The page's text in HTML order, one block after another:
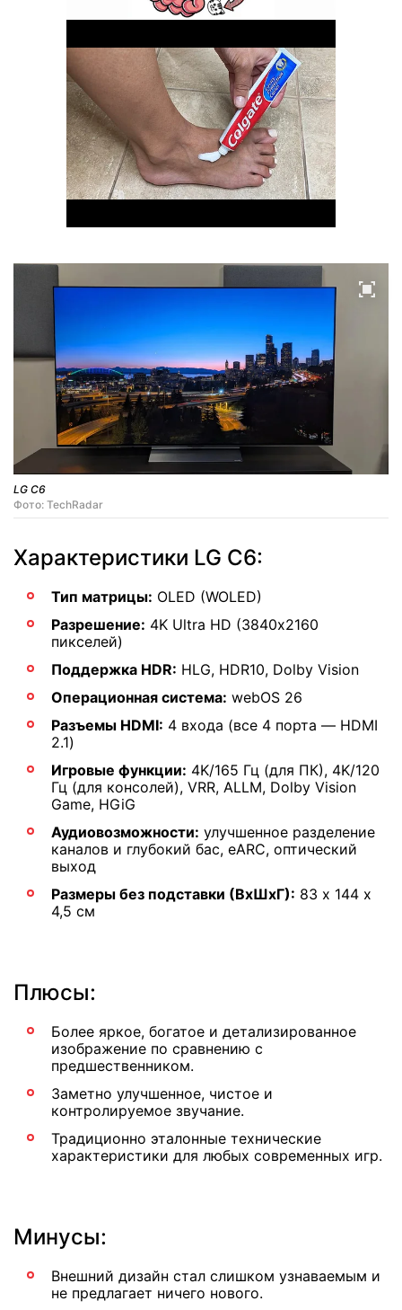
LG C6
Фото: TechRadar
Характеристики LG C6:
Тип матрицы: OLED (WOLED)
Разрешение: 4K Ultra HD (3840х2160
пикселей)
Поддержка HDR: HLG, HDR10, Dolby Vision
Операционная система: webOS 26
Разъемы HDMI: 4 входа (все 4 порта — HDMI
2.1)
Игровые функции: 4K/165 Гц (для ПК), 4K/120
Гц (для консолей), VRR, ALLM, Dolby Vision
Game, HGiG
Аудиовозможности: улучшенное разделение
каналов и глубокий бас, eARC, оптический
выход
Размеры без подставки (ВхШхГ): 83 х 144 х
4,5 см
Плюсы:
Более яркое, богатое и детализированное
изображение по сравнению с
предшественником.
Заметно улучшенное, чистое и
контролируемое звучание.
Традиционно эталонные технические
характеристики для любых современных игр.
Минусы:
Внешний дизайн стал слишком узнаваемым и
не предлагает ничего нового.